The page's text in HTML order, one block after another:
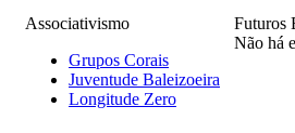
Associativismo
Grupos Corais
Juventude Baleizoeira
Longitude Zero
Futuros
Não há